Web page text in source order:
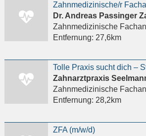
Zahnmedizinische
Entfernung: 27,6km
Zahnarztpraxis
Entfernung: 28,2km
ZFA (m/w/d)